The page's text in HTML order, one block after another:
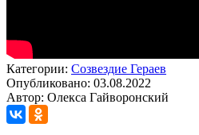
Категории: Созвездие Гераев
Опубликовано: 03.08.2022
Автор: Олекса Гайворонский